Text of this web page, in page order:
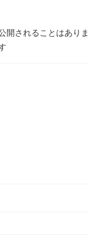
開されることはありま